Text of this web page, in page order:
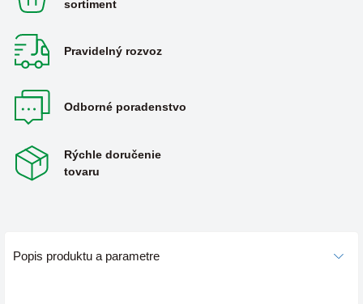
sortiment
Pravidelný rozvoz
Odborné poradenstvo
Rýchle doručenie
tovaru
Popis produktu a parametre